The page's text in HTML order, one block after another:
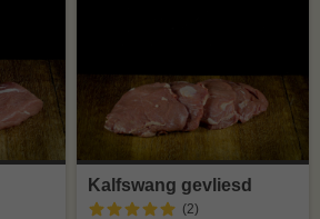
Kalfswang gevliesd
(2)